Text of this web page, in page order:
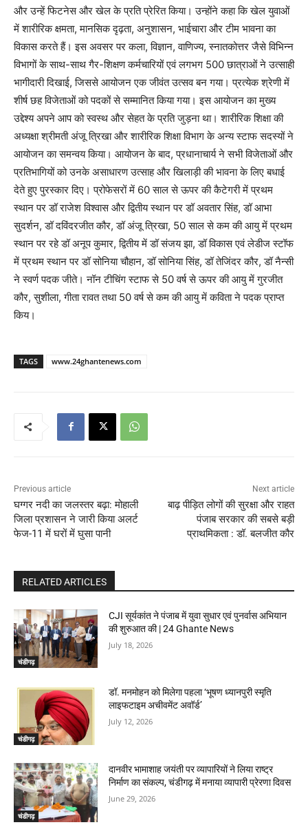
और उन्हें फिटनेस और खेल के प्रति प्रेरित किया। उन्होंने कहा कि खेल युवाओं
में शारीरिक क्षमता, मानसिक दृढ़ता, अनुशासन, भाईचारा और टीम भावना का
विकास करते हैं। इस अवसर पर कला, विज्ञान, वाणिज्य, स्नातकोत्तर जैसे विभिन्न
विभागों के साथ-साथ गैर-शिक्षण कर्मचारियों एवं लगभग 500 छात्राओं ने उत्साही
भागीदारी दिखाई, जिससे आयोजन एक जीवंत उत्सव बन गया। प्रत्येक श्रेणी में
शीर्ष छह विजेताओं को पदकों से सम्मानित किया गया। इस आयोजन का मुख्य
उद्देश्य अपने आप को स्वस्थ और सेहत के प्रति जुड़ना था। शारीरिक शिक्षा की
अध्यक्षा श्रीमती अंजू त्रिखा और शारीरिक शिक्षा विभाग के अन्य स्टाफ सदस्यों ने
आयोजन का समन्वय किया। आयोजन के बाद, प्रधानाचार्य ने सभी विजेताओं और
प्रतिभागियों को उनके असाधारण उत्साह और खिलाड़ी की भावना के लिए बधाई
देते हुए पुरस्कार दिए। प्रोफेसरों में 60 साल से ऊपर की कैटेगरी में प्रथम
स्थान पर डॉ राजेश विश्वास और द्वितीय स्थान पर डॉ अवतार सिंह, डॉ आभा
सुदर्शन, डॉ दविंदरजीत कौर, डॉ अंजू त्रिखा, 50 साल से कम की आयु में प्रथम
स्थान पर रहे डॉ अनूप कुमार, द्वितीय में डॉ संजय झा, डॉ विकास एवं लेडीज स्टॉफ
में प्रथम स्थान पर डॉ सोनिया चौहान, डॉ सोनिया सिंह, डॉ तेजिंदर कौर, डॉ नैन्सी
ने स्वर्ण पदक जीते। नॉन टीचिंग स्टाफ से 50 वर्ष से ऊपर की आयु में गुरजीत
कौर, सुशीला, गीता रावत तथा 50 वर्ष से कम की आयु में कविता ने पदक प्राप्त
किय।
TAGS www.24ghantenews.com
Previous article
घग्गर नदी का जलस्तर बढ़ा: मोहाली
जिला प्रशासन ने जारी किया अलर्ट
फेज-11 में घरों में घुसा पानी
Next article
बाढ़ पीड़ित लोगों की सुरक्षा और राहत
पंजाब सरकार की सबसे बड़ी
प्राथमिकता : डॉ. बलजीत कौर
RELATED ARTICLES
चंडीगढ़
CJI सूर्यकांत ने पंजाब में युवा सुधार एवं पुनर्वास अभियान
की शुरुआत की | 24 Ghante News
July 18, 2026
चंडीगढ़
डॉ. मनमोहन को मिलेगा पहला ‘भूषण ध्यानपुरी स्मृति
लाइफटाइम अचीवमेंट अवॉर्ड’
July 12, 2026
चंडीगढ़
दानवीर भामाशाह जयंती पर व्यापारियों ने लिया राष्ट्र
निर्माण का संकल्प, चंडीगढ़ में मनाया व्यापारी प्रेरणा दिवस
June 29, 2026